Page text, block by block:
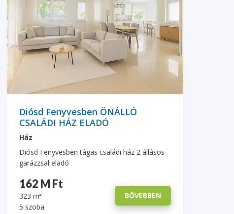
Diósd Fenyvesben ÖNÁLLÓ
CSALÁDI HÁZ ELADÓ
Ház
Diósd Fenyvesben tágas családi ház 2 állásos
garázzsal eladó
162 M Ft
323 m²
5 szoba
BŐVEBBEN